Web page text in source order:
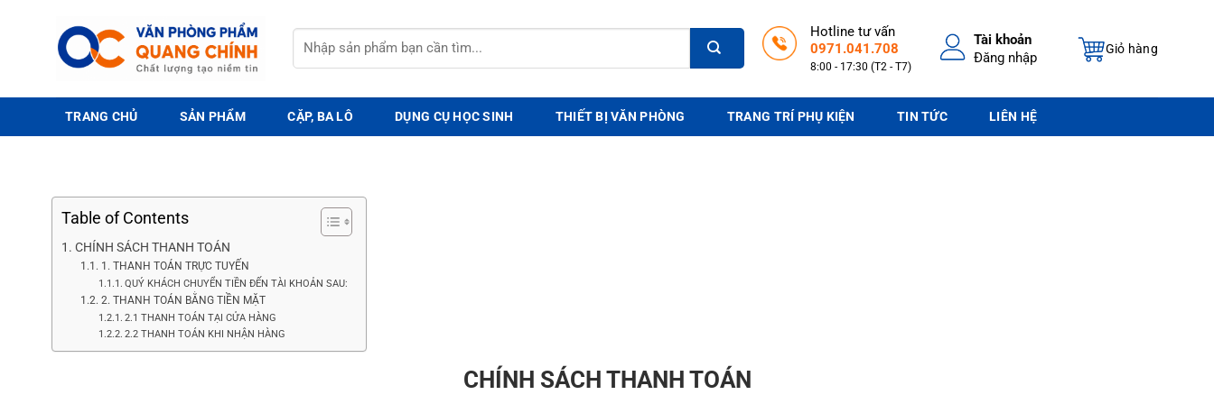
Tìm
kiếm:
Hotline tư vấn
0971.041.708
8:00 - 17:30 (T2 - T7)
Tài khoản
Đăng nhập
Giỏ hàng
TRANG CHỦ SẢN PHẨM CẶP, BA LÔ DỤNG CỤ HỌC SINH THIẾT BỊ VĂN PHÒNG TRANG TRÍ PHỤ KIỆN TIN TỨC LIÊN HỆ
Table of Contents
CHÍNH SÁCH THANH TOÁN
1. THANH TOÁN TRỰC TUYẾN
QUÝ KHÁCH CHUYỂN TIỀN ĐẾN TÀI KHOẢN SAU:
2. THANH TOÁN BẰNG TIỀN MẶT
2.1 THANH TOÁN TẠI CỬA HÀNG
2.2 THANH TOÁN KHI NHẬN HÀNG
CHÍNH SÁCH THANH TOÁN